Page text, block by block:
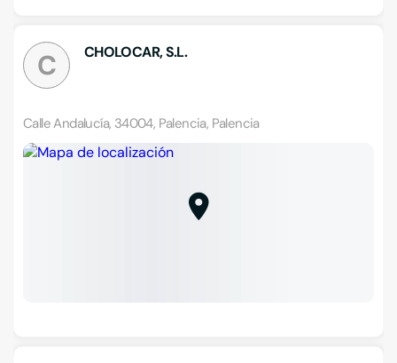
C CHOLOCAR, S.L.
Calle Andalucía, 34004, Palencia, Palencia